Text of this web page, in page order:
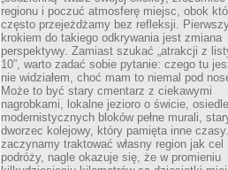
regionu i poczuć atmosferę miejsc, obok
często przejeżdżamy bez refleksji.
krokiem do takiego odkrywania jest zmiana
perspektywy. Zamiast szukać „atrakcji z
10”, warto zadać sobie pytanie: czego tu
nie widziałem, choć mam to niemal pod
Może to być stary cmentarz z ciekawymi
nagrobkami, lokalne jezioro o świcie, osiedle
modernistycznych bloków pełne murali,
dworzec kolejowy, który pamięta inne
zaczynamy traktować własny region jak cel
podróży, nagle okazuje się, że w promieniu